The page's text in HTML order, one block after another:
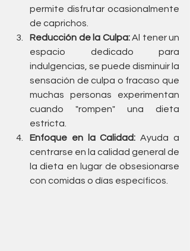
permite disfrutar ocasionalmente
de caprichos.
Reducción de la Culpa: Al tener un
espacio dedicado para
indulgencias, se puede disminuir la
sensación de culpa o fracaso que
muchas personas experimentan
cuando "rompen" una dieta
estricta.
Enfoque en la Calidad: Ayuda a
centrarse en la calidad general de
la dieta en lugar de obsesionarse
con comidas o días específicos.